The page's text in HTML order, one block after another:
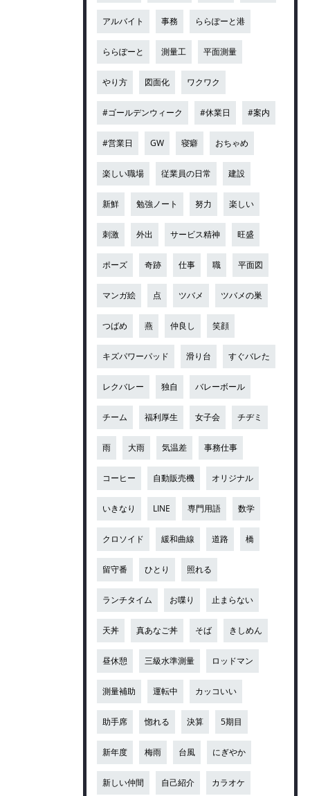
アルバイト 事務 ららぽーと港
ららぽーと 測量工 平面測量
やり方 図面化 ワクワク
#ゴールデンウィーク #休業日 #案内
#営業日 GW 寝癖 おちゃめ
楽しい職場 従業員の日常 建設
新鮮 勉強ノート 努力 楽しい
刺激 外出 サービス精神 旺盛
ポーズ 奇跡 仕事 職 平面図
マンガ絵 点 ツバメ ツバメの巣
つばめ 燕 仲良し 笑顔
キズパワーパッド 滑り台 すぐバレた
レクバレー 独自 バレーボール
チーム 福利厚生 女子会 チヂミ
雨 大雨 気温差 事務仕事
コーヒー 自動販売機 オリジナル
いきなり LINE 専門用語 数学
クロソイド 緩和曲線 道路 橋
留守番 ひとり 照れる
ランチタイム お喋り 止まらない
天丼 真あなご丼 そば きしめん
昼休憩 三級水準測量 ロッドマン
測量補助 運転中 カッコいい
助手席 惚れる 決算 5期目
新年度 梅雨 台風 にぎやか
新しい仲間 自己紹介 カラオケ